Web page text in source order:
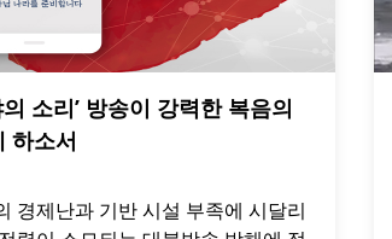
소리’ 방송이 강력한 복음의
하소서
경제난과 기반 시설 부족에 시달리